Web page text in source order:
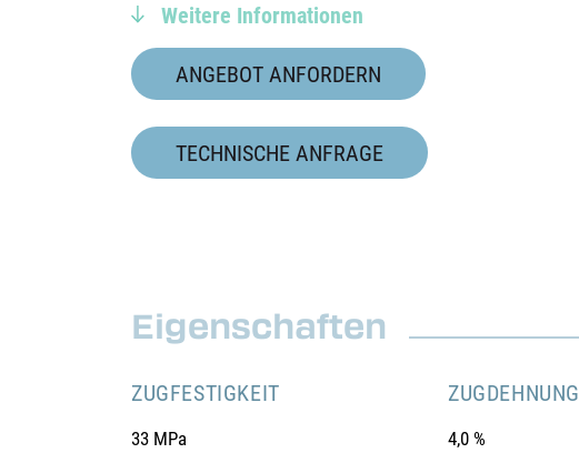
Weitere Informationen
ANGEBOT ANFORDERN
TECHNISCHE ANFRAGE
Eigenschaften
ZUGFESTIGKEIT
33 MPa
ZUGDEHNUNG
4,0 %